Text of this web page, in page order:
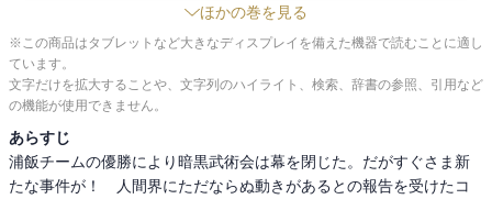
ほかの巻を見る
※この商品はタブレットなど大きなディスプレイを備えた機器で読むことに適し
ています。
文字だけを拡大することや、文字列のハイライト、検索、辞書の参照、引用など
の機能が使用できません。
あらすじ
浦飯チームの優勝により暗黒武術会は幕を閉じた。だがすぐさま新
たな事件が！ 人間界にただならぬ動きがあるとの報告を受けたコ